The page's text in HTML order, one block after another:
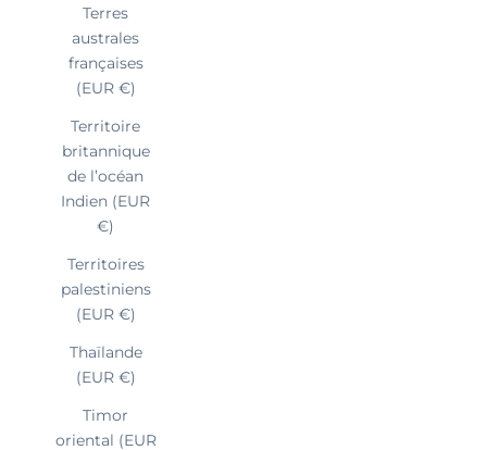
Terres
australes
françaises
(EUR €)
Territoire
britannique
de l’océan
Indien (EUR
€)
Territoires
palestiniens
(EUR €)
Thaïlande
(EUR €)
Timor
oriental (EUR